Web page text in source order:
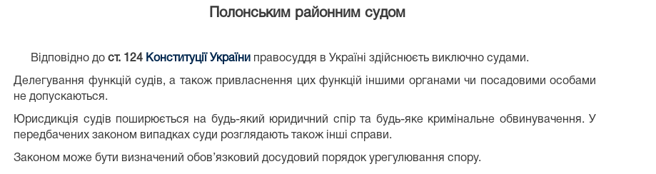
Полонським районним судом
Відповідно дост. 124 Конституції України правосуддя в Україні здійснюєть виключно судами.
Делегування функцій судів, а також привласнення цих функцій іншими органами чи посадовими особами
не допускаються.
Юрисдикція судів поширюється на будь-який юридичний спір та будь-яке кримінальне обвинувачення. У
передбачених законом випадках суди розглядають також інші справи.
Законом може бути визначений обов’язковий досудовий порядок урегулювання спору.